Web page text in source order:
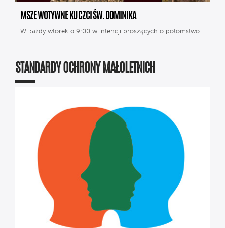
MSZE WOTYWNE KU CZCI ŚW. DOMINIKA
W każdy wtorek o 9:00 w intencji proszących o potomstwo.
STANDARDY OCHRONY MAŁOLETNICH